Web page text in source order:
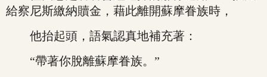
給察尼斯繳納贖金，藉此離開蘇摩眷族時，
他抬起頭，語氣認真地補充著：
“帶著你脫離蘇摩眷族。”